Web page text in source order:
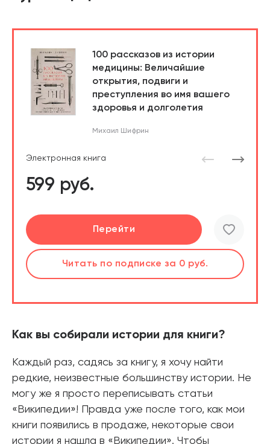
100 рассказов из истории
медицины: Величайшие
открытия, подвиги и
преступления во имя вашего
здоровья и долголетия
Михаил Шифрин
Электронная книга
599 руб.
Перейти
Читать по подписке за 0 руб.
Перейти
Слушатьпо подпискеза 0 руб.
Перейти
Слушатьпо подпискеза 0 руб.
Подробнее
Читать по подписке за 0 руб.
Как вы собирали истории для книги?
Каждый раз, садясь за книгу, я хочу найти
редкие, неизвестные большинству истории. Не
могу же я просто переписывать статьи
«Википедии»! Правда уже после того, как мои
книги появились в продаже, некоторые свои
истории я нашла в «Википедии». Чтобы